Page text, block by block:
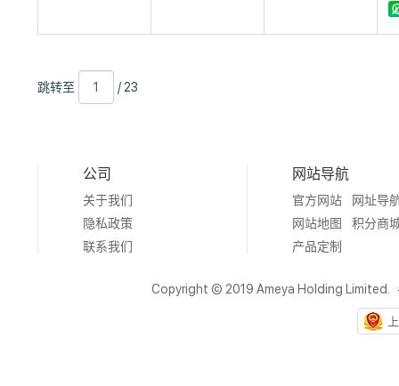
跳
转
跳转至
23
/ 23
公司
关于我们
隐私政策
联系我们
网站导航
官方网站
网址导
网站地图
积分商
产品定制
Copyright © 2019 Ameya Holding Limited.